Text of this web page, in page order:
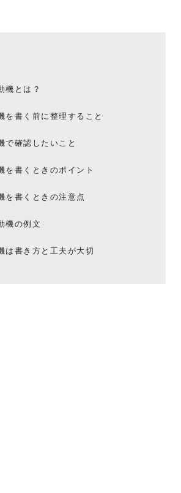
機とは？
を書く前に整理すること
で確認したいこと
を書くときのポイント
を書くときの注意点
機の例文
は書き方と工夫が大切